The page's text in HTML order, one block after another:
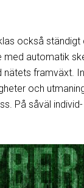
också ständigt
med automatik
nätets framväxt.
och
På såväl